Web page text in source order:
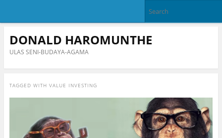
DONALD HAROMUNTHE
ULAS SENI-BUDAYA-AGAMA
TAGGED WITH VALUE INVESTING